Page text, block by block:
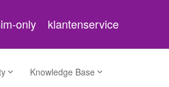
only klantenservice
Knowledge Base